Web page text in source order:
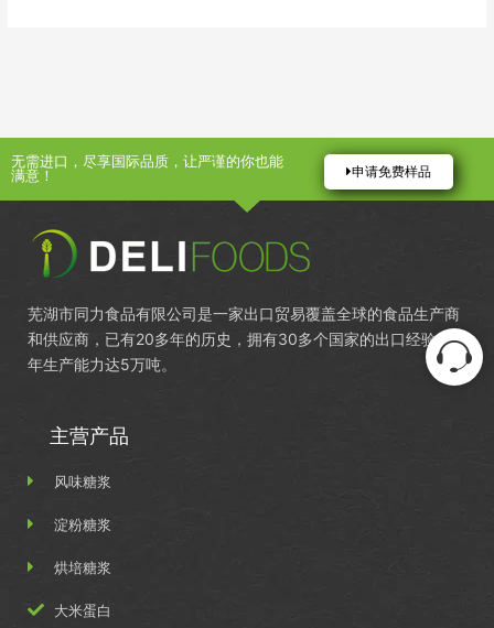
无需进口，尽享国际品质，让严谨的你也能
满意！
申请免费样品
芜湖市同力食品有限公司是一家出口贸易覆盖全球的食品生产商
和供应商，已有20多年的历史，拥有30多个国家的出口经验，
年生产能力达5万吨。
主营产品
风味糖浆
淀粉糖浆
烘培糖浆
大米蛋白